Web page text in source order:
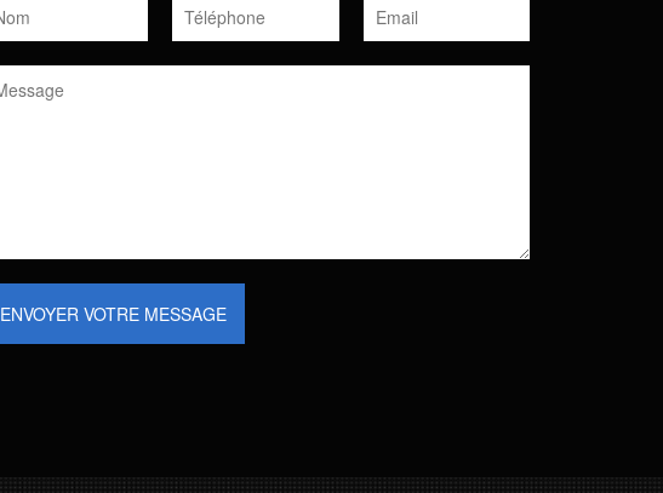
ENVOYER VOTRE MESSAGE